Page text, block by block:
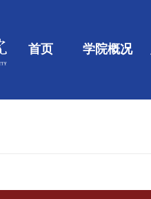
首页 学院概况